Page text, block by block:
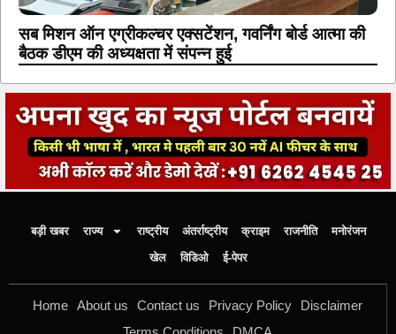
सब मिशन ऑन एग्रीकल्चर एक्सटेंशन, गवर्निंग बोर्ड आत्मा की
बैठक डीएम की अध्यक्षता में संपन्न हुई
बड़ी खबर राज्य राष्ट्रीय अंतर्राष्ट्रीय क्राइम राजनीति
मनोरंजन
खेल
विडिओ ई-पेपर
Home About us Contact us Privacy Policy
Disclaimer